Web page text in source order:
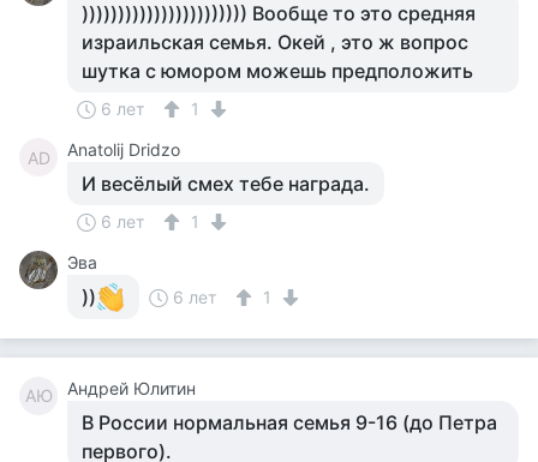
))))))))))))))))))))))) Вообще то это средняя
израильская семья. Окей , это ж вопрос
шутка с юмором можешь предположить
6 лет 1
AD Anatolij Dridzo
И весёлый смех тебе награда.
6 лет
1
Эва
)) 6 лет 1
АЮ Андрей Юлитин
В России нормальная семья 9-16 (до Петра
первого).